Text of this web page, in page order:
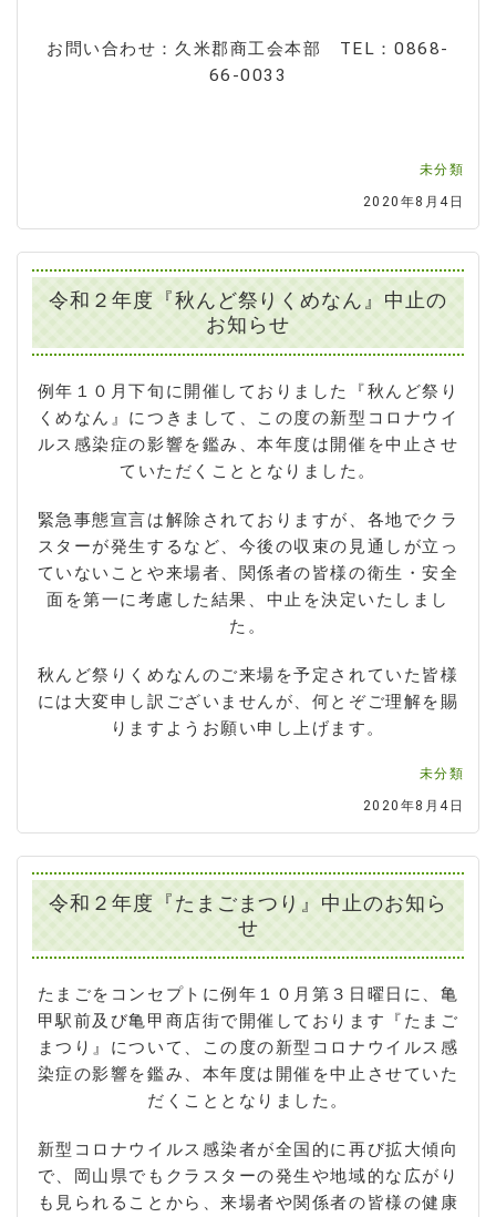
お問い合わせ：久米郡商工会本部 TEL：0868-
66-0033
未分類
2020年8月4日
令和２年度『秋んど祭りくめなん』中止の
お知らせ
例年１０月下旬に開催しておりました『秋んど祭り
くめなん』につきまして、この度の新型コロナウイ
ルス感染症の影響を鑑み、本年度は開催を中止させ
ていただくこととなりました。
緊急事態宣言は解除されておりますが、各地でクラ
スターが発生するなど、今後の収束の見通しが立っ
ていないことや来場者、関係者の皆様の衛生・安全
面を第一に考慮した結果、中止を決定いたしまし
た。
秋んど祭りくめなんのご来場を予定されていた皆様
には大変申し訳ございませんが、何とぞご理解を賜
りますようお願い申し上げます。
未分類
2020年8月4日
令和２年度『たまごまつり』中止のお知ら
せ
たまごをコンセプトに例年１０月第３日曜日に、亀
甲駅前及び亀甲商店街で開催しております『たまご
まつり』について、この度の新型コロナウイルス感
染症の影響を鑑み、本年度は開催を中止させていた
だくこととなりました。
新型コロナウイルス感染者が全国的に再び拡大傾向
で、岡山県でもクラスターの発生や地域的な広がり
も見られることから、来場者や関係者の皆様の健康